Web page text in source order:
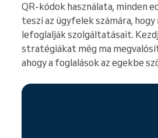
QR-kódok használata, minden
teszi az ügyfelek számára,
lefoglalják szolgáltatásait.
stratégiákat még ma
ahogy a foglalások az egekbe